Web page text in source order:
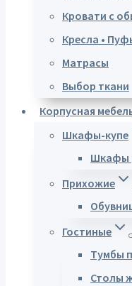
Кровати с
Кресла •
Матрасы
Выбор ткани
Корпусная
Шкафы-купе
Шкафы
Прихожие
Гостиные
Тумбы
Столы